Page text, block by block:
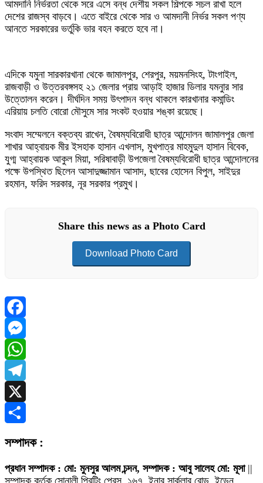
আমদানি নির্ভরতা থেকে সরে এসে বন্ধ দেশীয় সকল শিল্পকে সচল রাখা হলে
দেশের রাজস্ব বাড়বে। এতে বাইরে থেকে সার ও আমদানী নির্ভর সকল পণ্য
আনতে সরকারের ভর্তুকি ভার বহন করতে হবে না।
এদিকে যমুনা সারকারখানা থেকে জামালপুর, শেরপুর, ময়মনসিংহ, টাংগাইল,
রাজবাড়ী ও উত্তরবঙ্গসহ ২১ জেলার প্রায় আড়াই হাজার ডিলার যমনুার সার
উত্তোলন করেন। দীর্ঘদিন সময় উৎপাদন বন্ধ থাকলে কারখানার কমান্ডিং
এরিয়ায় চলতি বোরো মৌসুমে সার সংকট হওয়ার শঙ্কা রয়েছে।
সংবাদ সম্মেলনে বক্তব্য রাখেন, বৈষম্যবিরোধী ছাত্র আন্দোলন জামালপুর জেলা
শাখার আহ্বায়ক মীর ইসহাক হাসান এখলাস, মুখপাত্র মাহমুদুল হাসান বিবেক,
যুগ্ম আহ্বায়ক আকুল মিয়া, সরিষাবাড়ী উপজেলা বৈষম্যবিরোধী ছাত্র আন্দোলনের
পক্ষে উপস্থিত ছিলেন আসাদুজ্জামান আসাদ, ছাবের হোসেন বিপুল, সাইদুর
রহমান, ফরিদ সরকার, নূর সরকার প্রমুখ।
Share this news as a Photo Card
Download Photo Card
Facebook
Messenger
WhatsApp
Telegram
X
সম্পাদক :
প্রধান সম্পাদক : মো: মুনসুর আলম চন্দন, সম্পাদক : আবু সালেহ মো: মূসা||
সম্পাদক কর্তৃক সোনালী প্রিন্টিং প্রেস, ১৬৭, ইনার সার্কুলার রোড, ইডেন